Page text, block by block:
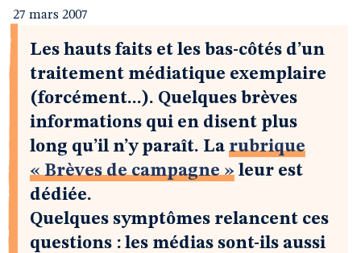
27 mars 2007
Les hauts faits et les bas-côtés d’un
traitement médiatique exemplaire
(forcément...). Quelques brèves
informations qui en disent plus
long qu’il n’y paraît. La rubrique
« Brèves de campagne » leur est
dédiée.
Quelques symptômes relancent ces
questions : les médias sont-ils aussi